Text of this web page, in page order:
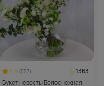
4.6 (557)
1363
Букет невесты Белоснежная